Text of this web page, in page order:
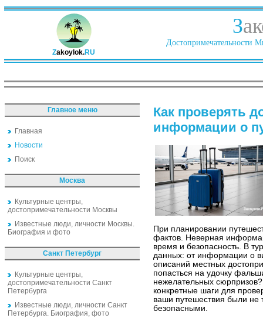
Zakoylok.RU
З
Достопримечательности
Главное меню
Главная
Новости
Поиск
Москва
Культурные центры,
достопримечательности Москвы
Известные люди, личности Москвы.
Биография и фото
Санкт Петербург
Культурные центры,
достопримечательности Санкт
Петербурга
Известные люди, личности Санкт
Петербурга. Биография, фото
Как проверять
информации о
При планировании
фактов. Неверная
время и безопасность. В
данных: от информации о
описаний местных
попасться на удочку
нежелательных
конкретные шаги для
ваши путешествия были не
безопасными.